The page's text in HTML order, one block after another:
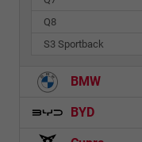
Q8
S3 Sportback
BMW
BYD